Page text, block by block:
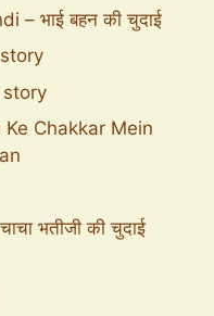
– भाई बहन की चुदाई
Chakkar Mein
भतीजी की चुदाई